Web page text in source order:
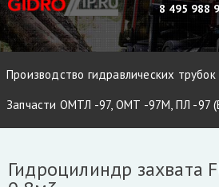
8 495 988
Производство гидравлических трубок
Запчасти ОМТЛ -97, ОМТ -97М, ПЛ -97
Запчасти Майман 90, 100, 110 /
Гидроцилиндр захвата